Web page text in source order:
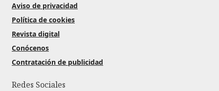
Aviso de privacidad
Política de cookies
Revista digital
Conócenos
Contratación de publicidad
Redes Sociales